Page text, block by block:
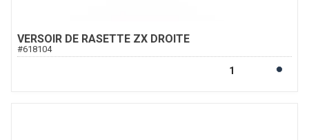
VERSOIR DE RASETTE ZX DROITE
#618104